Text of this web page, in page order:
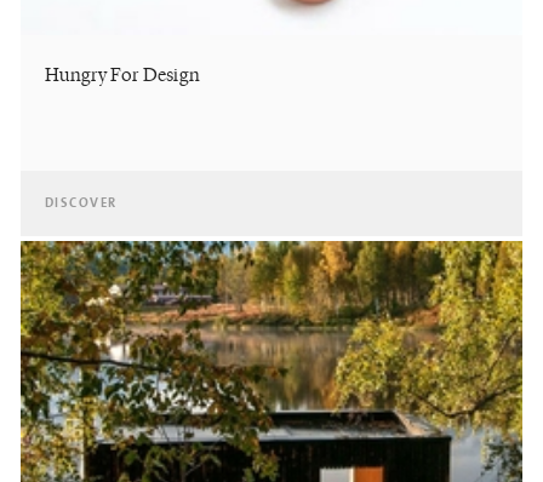
Hungry For Design
DISCOVER